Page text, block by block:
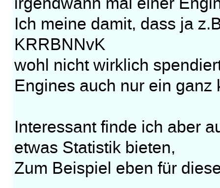
Ich meine damit, dass ja
KRRBNNvK
wohl nicht wirklich
Engines auch nur ein
Interessant finde ich aber
etwas Statistik bieten,
Zum Beispiel eben für